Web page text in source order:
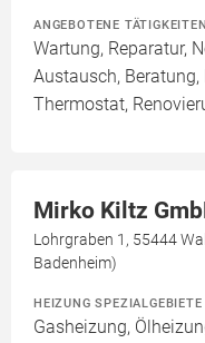
ANGEBOTENE TÄTIGKEITEN
Wartung, Reparatur,
Austausch,
Thermostat,
Mirko Kiltz
Lohrgraben 1, 55444
Badenheim)
HEIZUNG SPEZIALGEBIETE
Gasheizung,